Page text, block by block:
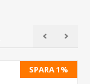
SPARA 1%